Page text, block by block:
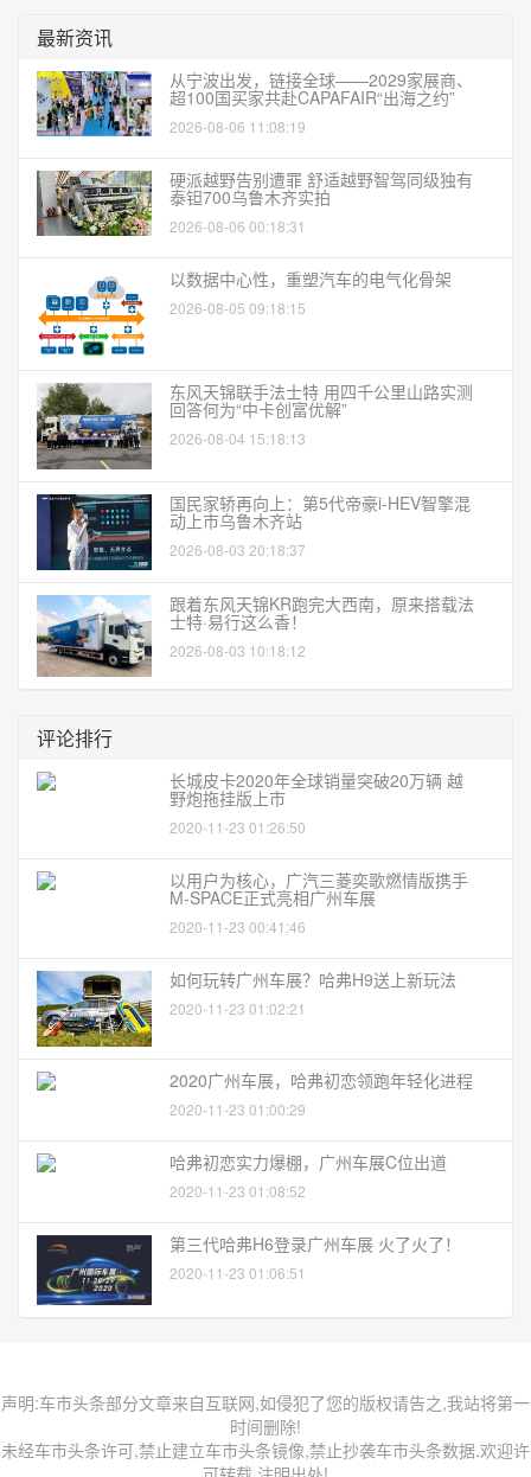
最新资讯
从宁波出发，链接全球——2029家展商、
超100国买家共赴CAPAFAIR“出海之约”
2026-08-06 11:08:19
硬派越野告别遭罪 舒适越野智驾同级独有
泰钽700乌鲁木齐实拍
2026-08-06 00:18:31
以数据中心性，重塑汽车的电气化骨架
2026-08-05 09:18:15
东风天锦联手法士特 用四千公里山路实测
回答何为“中卡创富优解”
2026-08-04 15:18:13
国民家轿再向上：第5代帝豪i-HEV智擎混
动上市乌鲁木齐站
2026-08-03 20:18:37
跟着东风天锦KR跑完大西南，原来搭载法
士特·易行这么香！
2026-08-03 10:18:12
评论排行
长城皮卡2020年全球销量突破20万辆 越
野炮拖挂版上市
2020-11-23 01:26:50
以用户为核心，广汽三菱奕歌燃情版携手
M-SPACE正式亮相广州车展
2020-11-23 00:41:46
如何玩转广州车展？哈弗H9送上新玩法
2020-11-23 01:02:21
2020广州车展，哈弗初恋领跑年轻化进程
2020-11-23 01:00:29
哈弗初恋实力爆棚，广州车展C位出道
2020-11-23 01:08:52
第三代哈弗H6登录广州车展 火了火了！
2020-11-23 01:06:51
声明:车市头条部分文章来自互联网,如侵犯了您的版权请告之,我站将第一
时间删除!
未经车市头条许可,禁止建立车市头条镜像,禁止抄袭车市头条数据.欢迎许